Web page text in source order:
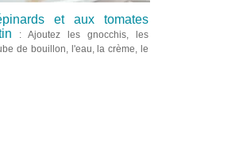
et aux tomates
: Ajoutez les gnocchis, les
de bouillon, l'eau, la crème, le